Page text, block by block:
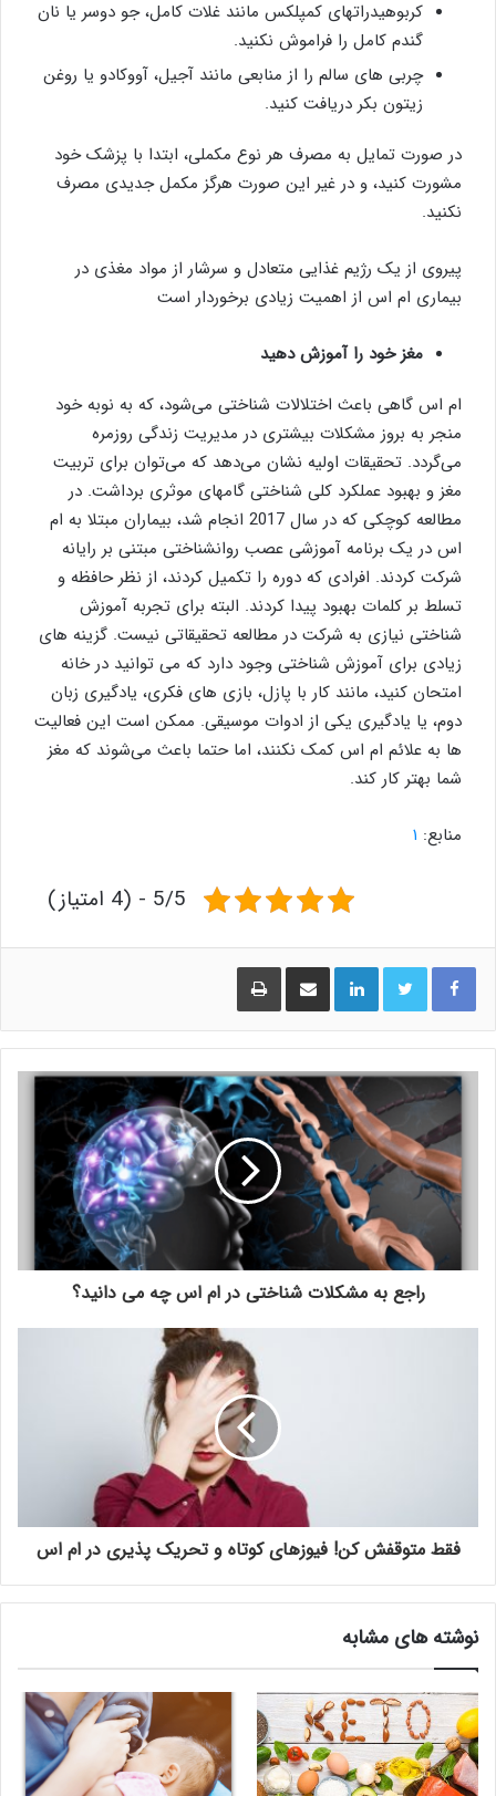
کربوهیدراتهای کمپلکس مانند غلات کامل، جو دوسر یا نان
گندم کامل را فراموش نکنید.
چربی های سالم را از منابعی مانند آجیل، آووکادو یا روغن
زیتون بکر دریافت کنید.
در صورت تمایل به مصرف هر نوع مکملی، ابتدا با پزشک خود
مشورت کنید، و در غیر این صورت هرگز مکمل جدیدی مصرف
نکنید.
پیروی از یک رژیم غذایی متعادل و سرشار از مواد مغذی در
بیماری ام اس از اهمیت زیادی برخوردار است
مغز خود را آموزش دهید
ام اس گاهی باعث اختلالات شناختی می‌شود، که به نوبه خود
منجر به بروز مشکلات بیشتری در مدیریت زندگی روزمره
می‌گردد. تحقیقات اولیه نشان می‌دهد که می‌توان برای تربیت
مغز و بهبود عملکرد کلی شناختی گامهای موثری برداشت. در
مطالعه کوچکی که در سال 2017 انجام شد، بیماران مبتلا به ام
اس در یک برنامه آموزشی عصب روانشناختی مبتنی بر رایانه
شرکت کردند. افرادی که دوره را تکمیل کردند، از نظر حافظه و
تسلط بر کلمات بهبود پیدا کردند. البته برای تجربه آموزش
شناختی نیازی به شرکت در مطالعه تحقیقاتی نیست. گزینه های
زیادی برای آموزش شناختی وجود دارد که می توانید در خانه
امتحان کنید، مانند کار با پازل، بازی های فکری، یادگیری زبان
دوم، یا یادگیری یکی از ادوات موسیقی. ممکن است این فعالیت
ها به علائم ام اس کمک نکنند، اما حتما باعث می‌شوند که مغز
شما بهتر کار کند.
منابع:‌ ۱
5/5 - (4 امتیاز)
لینکدیناشتراک گذاری از طریق ایمیل چاپ
راجع به مشکلات شناختی در ام اس چه می دانید؟
فقط متوقفش کن! فیوزهای کوتاه و تحریک پذیری در ام اس
نوشته های مشابه